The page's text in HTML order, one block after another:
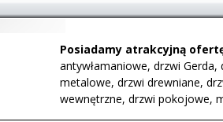
Posiadamy atrakcyjną
antywłamaniowe, drzwi
metalowe, drzwi drewniane,
wewnętrzne, drzwi pokojowe,